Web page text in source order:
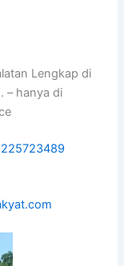
Lengkap di
– hanya di